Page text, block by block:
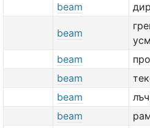
beam
beam
beam
beam
beam
beam